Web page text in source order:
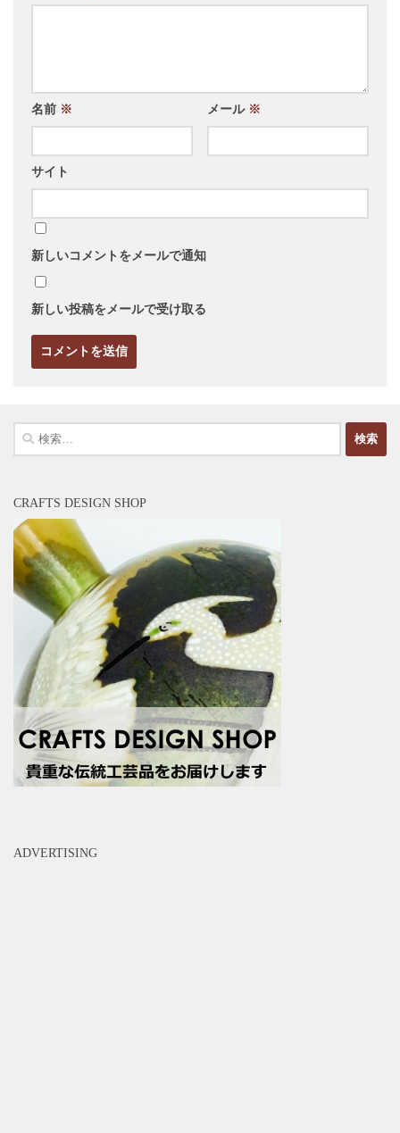
名前 ※ メール ※
サイト
新しいコメントをメールで通知
新しい投稿をメールで受け取る
検
索:
CRAFTS DESIGN SHOP
ADVERTISING